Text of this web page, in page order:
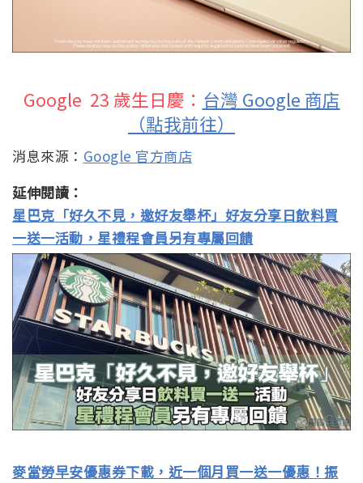
Google 23 歲生日慶： 台灣 Google 商店
（點我前往）
消息來源： Google 官方商店
延伸閱讀：
星巴克「好久不見，邀好友舉杯」好友分享日飲料買
一送一活動，星禮程會員另有專屬回饋
麥當勞早安優惠券下載，近一個月買一送一優惠！振